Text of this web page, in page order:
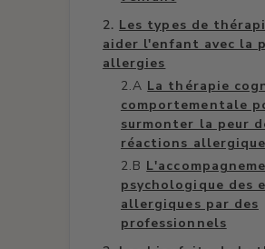
Les types de
aider l'enfant avec la
allergies
La thérapie
comportementale
surmonter la peur
réactions
psychologique des
allergiques par des
professionnels